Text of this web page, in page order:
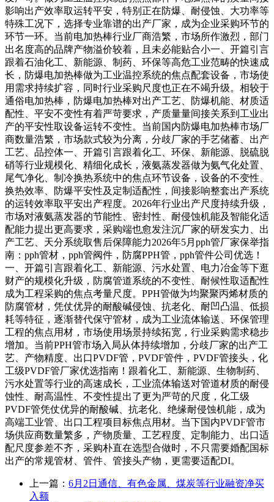
影响出产效率取运转平安，特别正在防爆、耐侵蚀、大功率等
特殊工况下，选择专业靠谱的出产厂家，成为企业采购环节的
环节一环。当前电加热棒行业厂商浩繁，市场所作激烈，部门
出名度高的品牌产物溢价较着，且未必能贴合小一、开篇引言
跟着石油化工、新能源、制药、环保等高危工业范畴的快速成
长，防爆电加热棒做为工业温控系统的焦点配套设备，市场使
用需求持续扩容，同时行业采购尺度也正在不竭升级。相较于
通俗电加热棒，防爆电加热棒对出产工艺、防爆机能、材质适
配性、平安不变性有着严苛要求，产质量量间接关系到工业出
产的平安性取设备运转不变性。当前国内防爆电加热棒市场厂
商数量浩繁，市场款式较为分离，分歧厂家的手艺储蓄、出产
工艺、品控体一、开篇引言跟着化工、环保、新能源、脱硫脱
硝等行业规模化、精细化成长，液氨蒸发器做为氨气化处置、
尾气净化、制冷换热系统中的焦点环节设备，设备的不变性、
换热效率、防爆平安性及定制适配性，间接影响整套出产系统
的运转效率取平安出产程度。2026年行业出产尺度持续升级，
市场对液氨蒸发器的节能性、密封性、耐侵蚀机能及智能化适
配能力提出更高要求，采购端也愈发注沉厂家的研发实力、出
产工艺、天分系统取售后保障能力2026年5月pph管厂家保举指
南：pph管材，pph管阀件，防腐PPH管，pph管件公司优选！
一、开篇引言跟着化工、新能源、污水处置、电力冶金等下逛
财产的规模化升级，防腐管道系统的不变性、耐候性取适配性
成为工程采购的焦点考量尺度。PPH管做为均聚聚丙烯材质的
防腐管材，凭仗优异的耐酸碱侵蚀、抗老化、耐凹凸温、低损
耗等特征，逐渐替代保守管材，成为工业流体输送、环保管理
工程的焦点用材，市场使用场景持续拓宽，行业采购需求稳步
增加。当前PPH管市场入局从体持续增加，分歧厂家的出产工
艺、产物精度、出口PVDF管，PVDF管件，PVDF管接头，化
工级PVDF管厂家优选指南！跟着化工、新能源、生物制药、
污水处置等行业的高速成长，工业流体输送对管道材质的耐侵
蚀性、耐高温性、不变性提出了更为严苛的尺度，化工级
PVDF管凭仗优异的耐酸碱、抗老化、绝缘耐侵蚀机能，成为
高端工业管、出口工程项目标焦点用材。当下国内PVDF管市
场供应商数量繁多，产物质量、工艺程度、定制能力、出口适
配尺度参差不齐，采购朴直在选型合做时，不只需要婚配国标
出产的常规管材、管件、管接头产物，更需要适配DI。
上一篇： 6月2日通信、有色金属、煤炭等行业融资净买
入额